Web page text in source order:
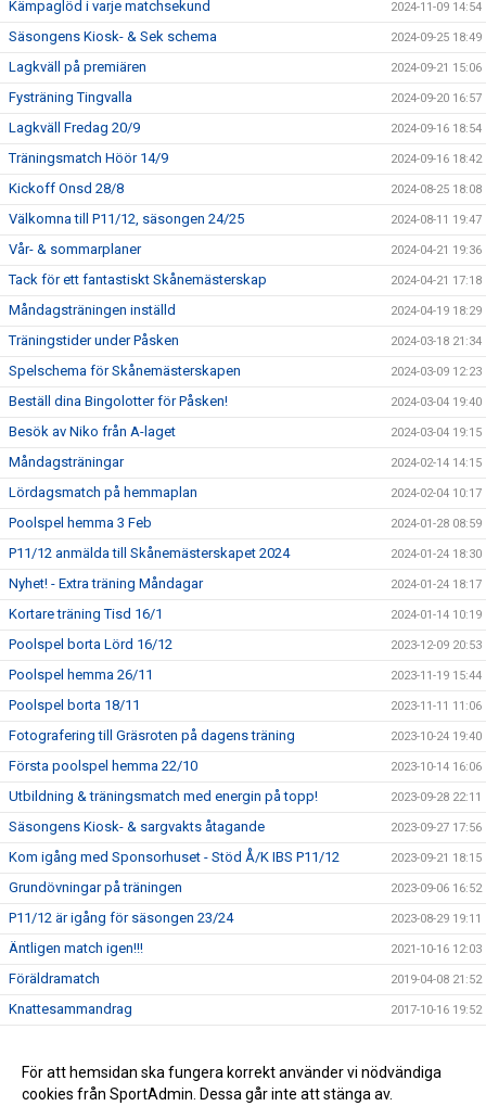
Kämpaglöd i varje matchsekund 2024-11-09 14:54
Säsongens Kiosk- & Sek schema 2024-09-25 18:49
Lagkväll på premiären 2024-09-21 15:06
Fysträning Tingvalla 2024-09-20 16:57
Lagkväll Fredag 20/9 2024-09-16 18:54
Träningsmatch Höör 14/9 2024-09-16 18:42
Kickoff Onsd 28/8 2024-08-25 18:08
Välkomna till P11/12, säsongen 24/25 2024-08-11 19:47
Vår- & sommarplaner 2024-04-21 19:36
Tack för ett fantastiskt Skånemästerskap 2024-04-21 17:18
Måndagsträningen inställd 2024-04-19 18:29
Träningstider under Påsken 2024-03-18 21:34
Spelschema för Skånemästerskapen 2024-03-09 12:23
Beställ dina Bingolotter för Påsken! 2024-03-04 19:40
Besök av Niko från A-laget 2024-03-04 19:15
Måndagsträningar 2024-02-14 14:15
Lördagsmatch på hemmaplan 2024-02-04 10:17
Poolspel hemma 3 Feb 2024-01-28 08:59
P11/12 anmälda till Skånemästerskapet 2024 2024-01-24 18:30
Nyhet! - Extra träning Måndagar 2024-01-24 18:17
Kortare träning Tisd 16/1 2024-01-14 10:19
Poolspel borta Lörd 16/12 2023-12-09 20:53
Poolspel hemma 26/11 2023-11-19 15:44
Poolspel borta 18/11 2023-11-11 11:06
Fotografering till Gräsroten på dagens träning 2023-10-24 19:40
Första poolspel hemma 22/10 2023-10-14 16:06
Utbildning & träningsmatch med energin på topp! 2023-09-28 22:11
Säsongens Kiosk- & sargvakts åtagande 2023-09-27 17:56
Kom igång med Sponsorhuset - Stöd Å/K IBS P11/12 2023-09-21 18:15
Grundövningar på träningen 2023-09-06 16:52
P11/12 är igång för säsongen 23/24 2023-08-29 19:11
Äntligen match igen!!! 2021-10-16 12:03
Föräldramatch 2019-04-08 21:52
Knattesammandrag 2017-10-16 19:52
Spelprogram 2017-09-11 15:59
Första Träningen 2017-09-04 20:32
För att hemsidan ska fungera korrekt använder vi nödvändiga
cookies från SportAdmin. Dessa går inte att stänga av.